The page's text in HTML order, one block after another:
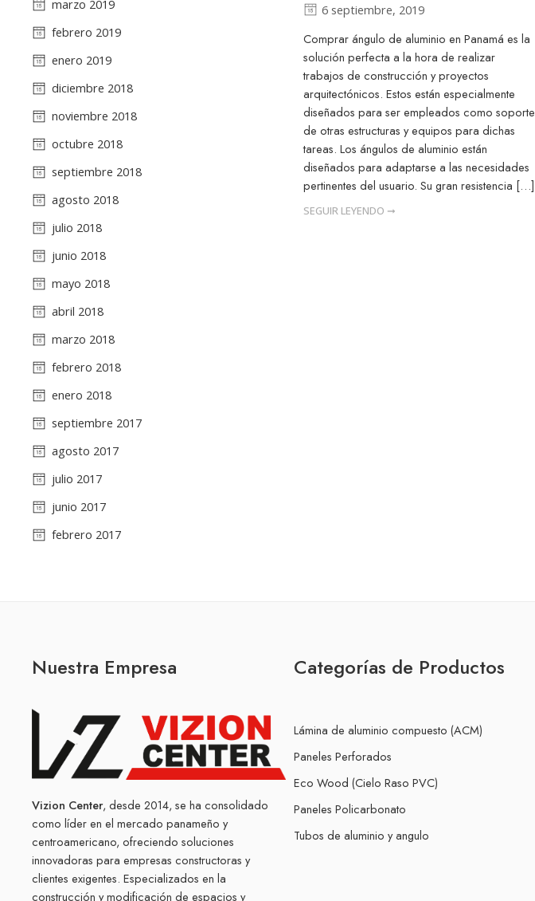
6 septiembre, 2019
Comprar ángulo de aluminio en Panamá es la
solución perfecta a la hora de realizar
trabajos de construcción y proyectos
arquitectónicos. Estos están especialmente
diseñados para ser empleados como soporte
de otras estructuras y equipos para dichas
tareas. Los ángulos de aluminio están
diseñados para adaptarse a las necesidades
pertinentes del usuario. Su gran resistencia […]
SEGUIR LEYENDO ➞
marzo 2019
febrero 2019
enero 2019
diciembre 2018
noviembre 2018
octubre 2018
septiembre 2018
agosto 2018
julio 2018
junio 2018
mayo 2018
abril 2018
marzo 2018
febrero 2018
enero 2018
septiembre 2017
agosto 2017
julio 2017
junio 2017
febrero 2017
Nuestra Empresa
Vizion Center, desde 2014, se ha consolidado
como líder en el mercado panameño y
centroamericano, ofreciendo soluciones
innovadoras para empresas constructoras y
clientes exigentes. Especializados en la
construcción y modificación de espacios y
Categorías de Productos
Lámina de aluminio compuesto (ACM)
Paneles Perforados
Eco Wood (Cielo Raso PVC)
Paneles Policarbonato
Tubos de aluminio y angulo